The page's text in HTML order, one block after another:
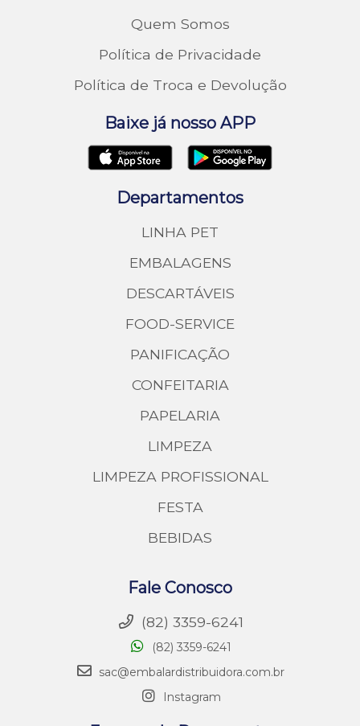
Quem Somos
Política de Privacidade
Política de Troca e Devolução
Baixe já nosso APP
Departamentos
LINHA PET
EMBALAGENS
DESCARTÁVEIS
FOOD-SERVICE
PANIFICAÇÃO
CONFEITARIA
PAPELARIA
LIMPEZA
LIMPEZA PROFISSIONAL
FESTA
BEBIDAS
Fale Conosco
(82) 3359-6241
(82) 3359-6241
sac@embalardistribuidora.com.br
Instagram